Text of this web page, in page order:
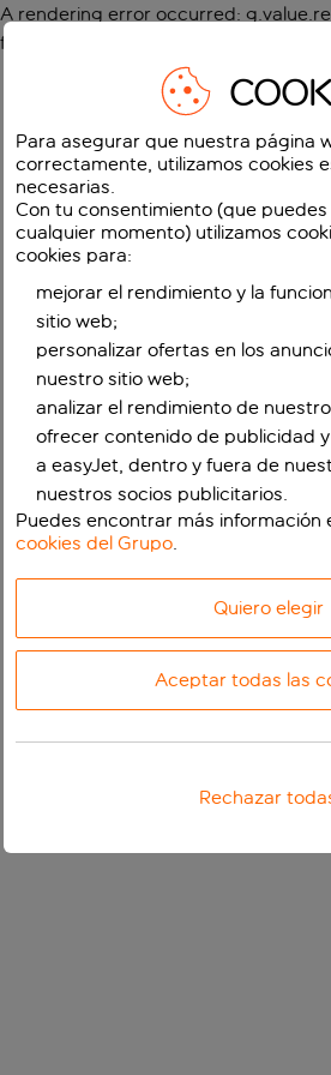
A rendering error occurred:
function
Para asegurar que nuestra página
correctamente, utilizamos cookies
necesarias.
Con tu consentimiento (que
cualquier momento) utilizamos
cookies para:
mejorar el rendimiento y la
sitio web;
personalizar ofertas en los
nuestro sitio web;
analizar el rendimiento de
ofrecer contenido de publicidad
a easyJet, dentro y fuera de
nuestros socios publicitarios.
Puedes encontrar más
cookies del Grupo.
Quiero elegir
Aceptar todas las
Rechazar